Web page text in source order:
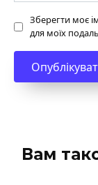
Зберегти моє
для моїх
Вам